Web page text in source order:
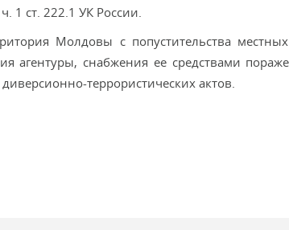
1 ст. 222.1 УК России.
Молдовы с попустительства местных
агентуры, снабжения ее средствами
террористических актов.